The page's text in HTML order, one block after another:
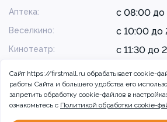
Аптека: с 08:00 до
Веселкино: с 10:00 до
Кинотеатр: с 11:30 до
Сайт https://firstmall.ru обрабатывает cookie-
работы Сайта и большего удобства его
запретить обработку сookie-файлов в
ознакомьтесь с Политикой обработки cookie-